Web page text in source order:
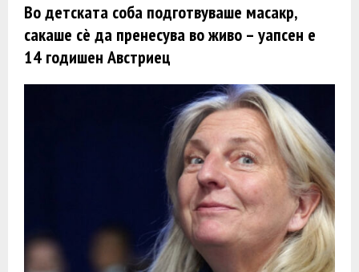
Во детската соба подготвуваше масакр,
сакаше сè да пренесува во живо – уапсен е
14 годишен Австриец